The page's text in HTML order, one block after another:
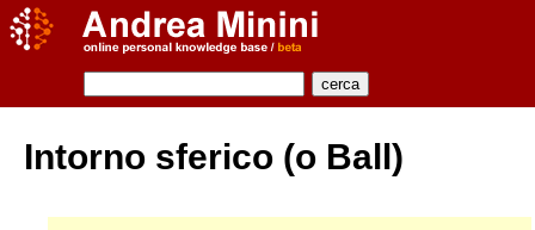
Intorno sferico (o Ball)